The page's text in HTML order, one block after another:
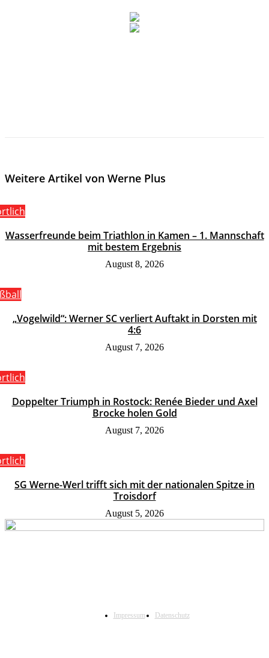
Weitere Artikel von Werne Plus
Wasserfreunde beim Triathlon in Kamen – 1. Mannschaft
mit bestem Ergebnis
August 8, 2026
„Vogelwild“: Werner SC verliert Auftakt in Dorsten mit
4:6
August 7, 2026
Doppelter Triumph in Rostock: Renée Bieder und Axel
Brocke holen Gold
August 7, 2026
SG Werne-Werl trifft sich mit der nationalen Spitze in
Troisdorf
August 5, 2026
Impressum Datenschutz